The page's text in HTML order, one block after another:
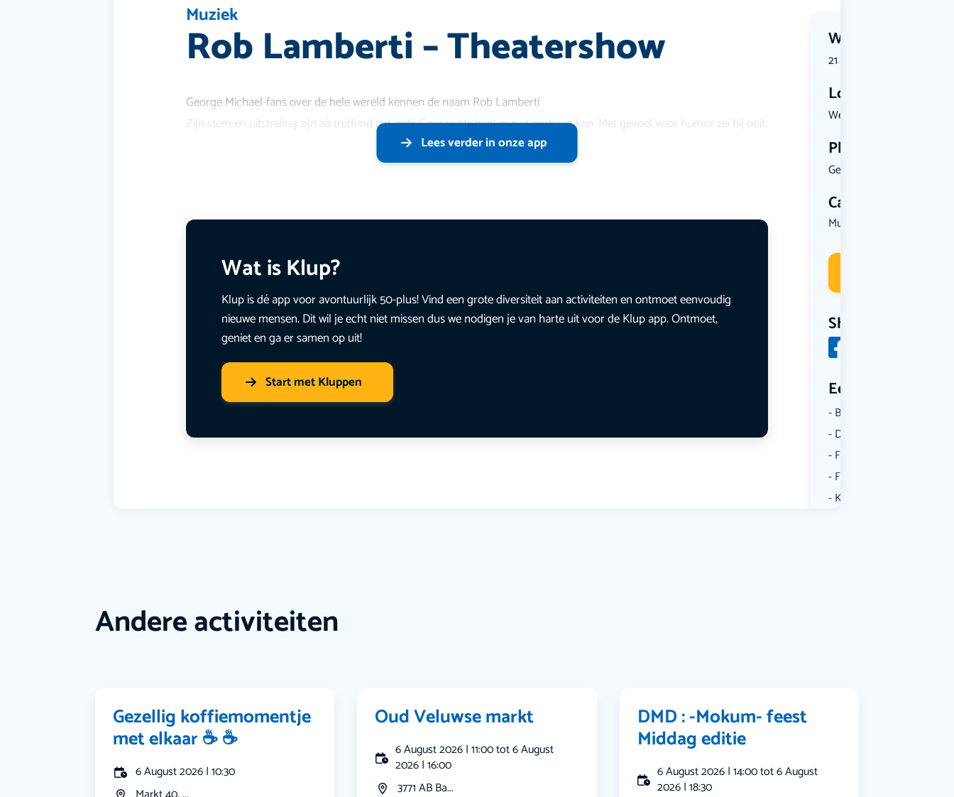
Muziek
Rob Lamberti – Theatershow Wanneer?
21 October 2026 | 20:15
Locatie
Westerdijk...
Plekken
Geen limiet
Categorie
Muziek
Share
Een aantal
Borrelen
Dansen
Fietsen
Film
Kunst & Cultuur
George Michael-fans over de hele wereld kennen de naam Rob Lamberti
Zijn stem en uitstraling zijn zó treffend dat zelfs George Michael er niet omheen kon. Met gevoel voor humor zei hij ooit:
Lees verder in onze app
Wat is Klup?
Klup is dé app voor avontuurlijk 50-plus! Vind een grote diversiteit aan activiteiten en ontmoet eenvoudig
nieuwe mensen. Dit wil je echt niet missen dus we nodigen je van harte uit voor de Klup app. Ontmoet,
geniet en ga er samen op uit!
Start met Kluppen
Andere activiteiten
Gezellig koffiemomentje
met elkaar ☕️ ☕️
6 August 2026 | 10:30
Oud Veluwse markt
6 August 2026 | 11:00 tot 6 August
2026 | 16:00
3771 AB Ba...
DMD : -Mokum- feest
Middag editie
6 August 2026 | 14:00 tot 6 August
2026 | 18:30